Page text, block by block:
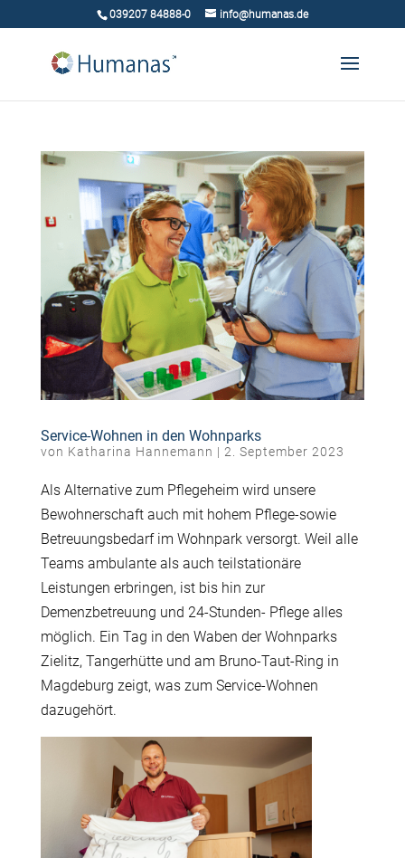
039207 84888-0 info@humanas.de
Service-Wohnen in den Wohnparks
von Katharina Hannemann | 2. September 2023
Als Alternative zum Pflegeheim wird unsere
Bewohnerschaft auch mit hohem Pflege-sowie
Betreuungsbedarf im Wohnpark versorgt. Weil alle
Teams ambulante als auch teilstationäre
Leistungen erbringen, ist bis hin zur
Demenzbetreuung und 24-Stunden- Pflege alles
möglich. Ein Tag in den Waben der Wohnparks
Zielitz, Tangerhütte und am Bruno-Taut-Ring in
Magdeburg zeigt, was zum Service-Wohnen
dazugehört.